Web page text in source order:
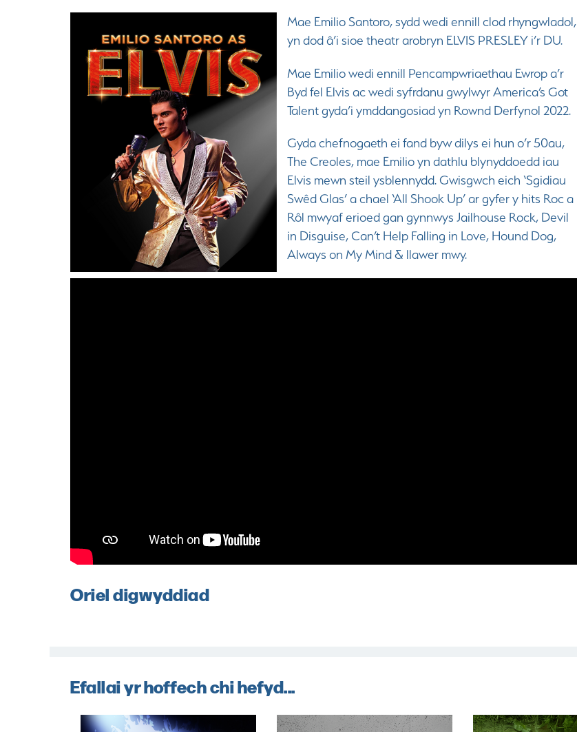
Mae Emilio Santoro, sydd wedi ennill clod rhyngwladol,
yn dod â’i sioe theatr arobryn ELVIS PRESLEY i’r DU.
Mae Emilio wedi ennill Pencampwriaethau Ewrop a’r
Byd fel Elvis ac wedi syfrdanu gwylwyr America’s Got
Talent gyda’i ymddangosiad yn Rownd Derfynol 2022.
Gyda chefnogaeth ei fand byw dilys ei hun o’r 50au,
The Creoles, mae Emilio yn dathlu blynyddoedd iau
Elvis mewn steil ysblennydd. Gwisgwch eich ‘Sgidiau
Swêd Glas’ a chael ‘All Shook Up’ ar gyfer y hits Roc a
Rôl mwyaf erioed gan gynnwys Jailhouse Rock, Devil
in Disguise, Can’t Help Falling in Love, Hound Dog,
Always on My Mind & llawer mwy.
Oriel digwyddiad
Efallai yr hoffech chi hefyd...